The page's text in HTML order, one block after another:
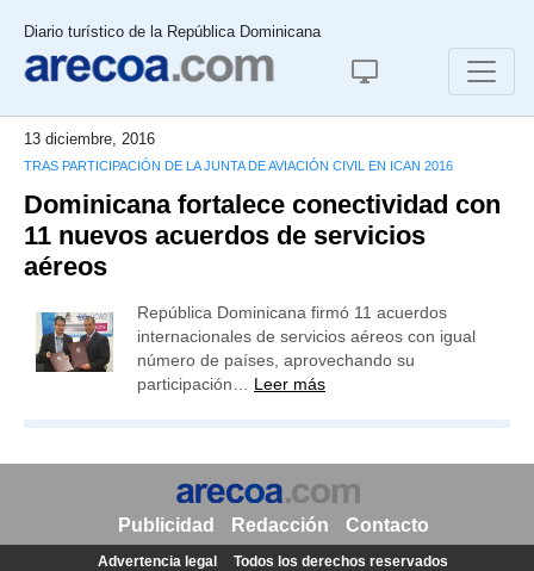
Diario turístico de la República Dominicana
13 diciembre, 2016
TRAS PARTICIPACIÓN DE LA JUNTA DE AVIACIÓN CIVIL EN ICAN 2016
Dominicana fortalece conectividad con
11 nuevos acuerdos de servicios
aéreos
República Dominicana firmó 11 acuerdos
internacionales de servicios aéreos con igual
número de países, aprovechando su
participación… Leer más
Publicidad Redacción Contacto
Advertencia legal
Todos los derechos reservados